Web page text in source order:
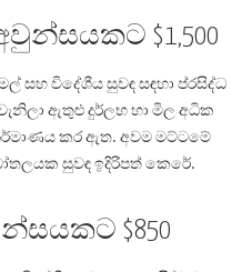
– අවුන්සයකට $1,500
සහ විදේශීය සුවඳ සඳහා ප්රසිද්ධ
ඇතුළු දුර්ලභ හා මිල අධික
කර ඇත. අවම මට්ටමේ
සුවඳ ඉදිරිපත් කෙරේ.
$850